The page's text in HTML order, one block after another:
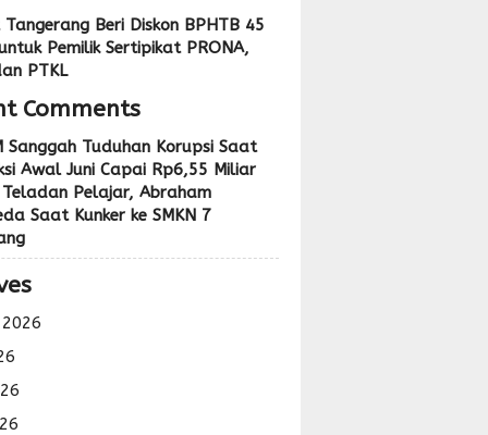
Tangerang Beri Diskon BPHTB 45
Pemilik Sertipikat PRONA,
PTKL
Comments
Sanggah Tuduhan Korupsi Saat
Awal Juni Capai Rp6,55 Miliar
Pelajar, Abraham
Saat Kunker ke SMKN 7